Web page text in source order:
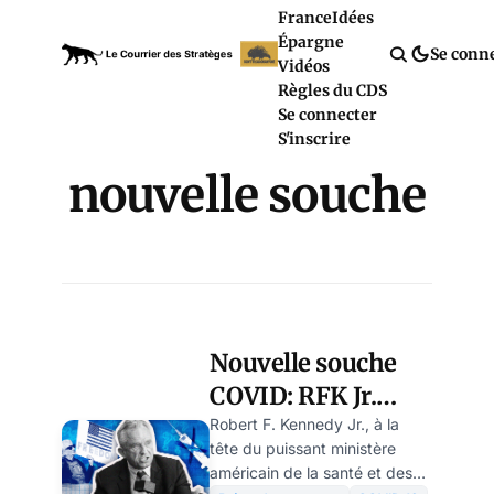
FranceIdées
Épargne
Vidéos
Règles du CDS
Se connecter
S'inscrire
Se
nouvelle souche
Nouvelle souche
COVID: RFK Jr.
interdit les vaccins
pour les enfants et
Robert F. Kennedy Jr., à la
tête du puissant ministère
américain de la santé et des